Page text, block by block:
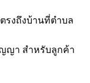
รงถึงบ้านที่ตำบล
ญา สำหรับลูกค้า